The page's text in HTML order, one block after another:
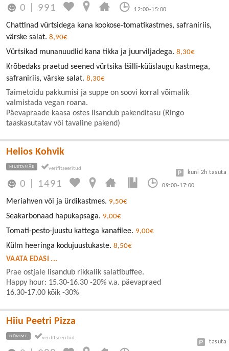
0 991 12:00-15:00
Chattinad vürtsidega kana kookose-tomatikastmes, safraniriis,
värske salat. 8,90€
Vürtsikad munanuudlid kana tikka ja juurviljadega. 8,30€
Krõbedaks praetud seened vürtsika tšilli-küüslaugu kastmega,
safraniriis, värske salat. 8,30€
Taimetoidu pakkumisi ja suppe on soovi korral võimalik
valmistada vegan roana.
Päevapraade kaasa ostes lisandub pakenditasu (Ringo
taaskasutatav või tavaline pakend)
Helios Kohvik
MUSTAMÄE
0 1491 09:00-17:00
kuni 2h tasuta
Meriahven või ja ürdikastmes. 9,50€
Seakarbonaad hapukapsaga. 9,00€
Tomati-pesto-juustu kattega kanafilee. 9,00€
Külm heeringa kodujuustukaste. 8,50€
VAATA EDASI ...
Prae ostjale lisandub rikkalik salatibuffee.
Happy hour: 15.30-16.30 -20% v.a. päevapraed
16.30-17.00 kõik -30%
Hiiu Peetri Pizza
NÕMME
tasuta